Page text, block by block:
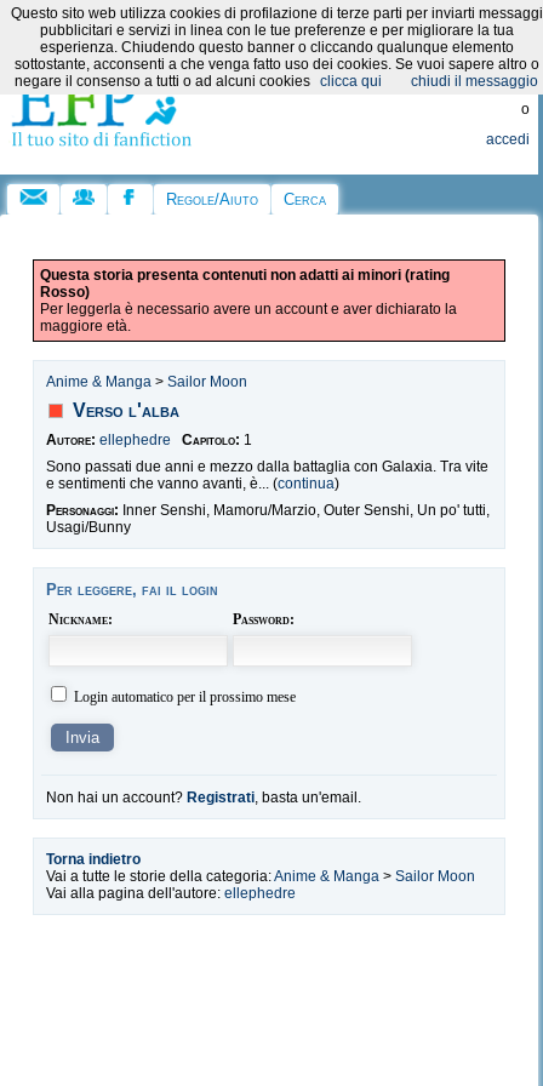
Categorie:
Registrati
o
accedi
Regole/Aiuto Cerca
Questa storia presenta contenuti non adatti ai minori (rating
Rosso)
Per leggerla è necessario avere un account e aver dichiarato la
maggiore età.
Anime & Manga > Sailor Moon
Verso l'alba
Autore: ellephedre Capitolo: 1
Sono passati due anni e mezzo dalla battaglia con Galaxia. Tra vite
e sentimenti che vanno avanti, è... (continua)
Personaggi: Inner Senshi, Mamoru/Marzio, Outer Senshi, Un po' tutti,
Usagi/Bunny
Per leggere, fai il login
Nickname: Password:
Login automatico per il prossimo mese
Non hai un account? Registrati, basta un'email.
Torna indietro
Vai a tutte le storie della categoria:Anime & Manga > Sailor Moon
Vai alla pagina dell'autore: ellephedre
Questo sito web utilizza cookies di profilazione di terze parti per inviarti messaggi
pubblicitari e servizi in linea con le tue preferenze e per migliorare la tua
esperienza. Chiudendo questo banner o cliccando qualunque elemento
sottostante, acconsenti a che venga fatto uso dei cookies. Se vuoi sapere altro o
negare il consenso a tutti o ad alcuni cookies clicca qui chiudi il messaggio